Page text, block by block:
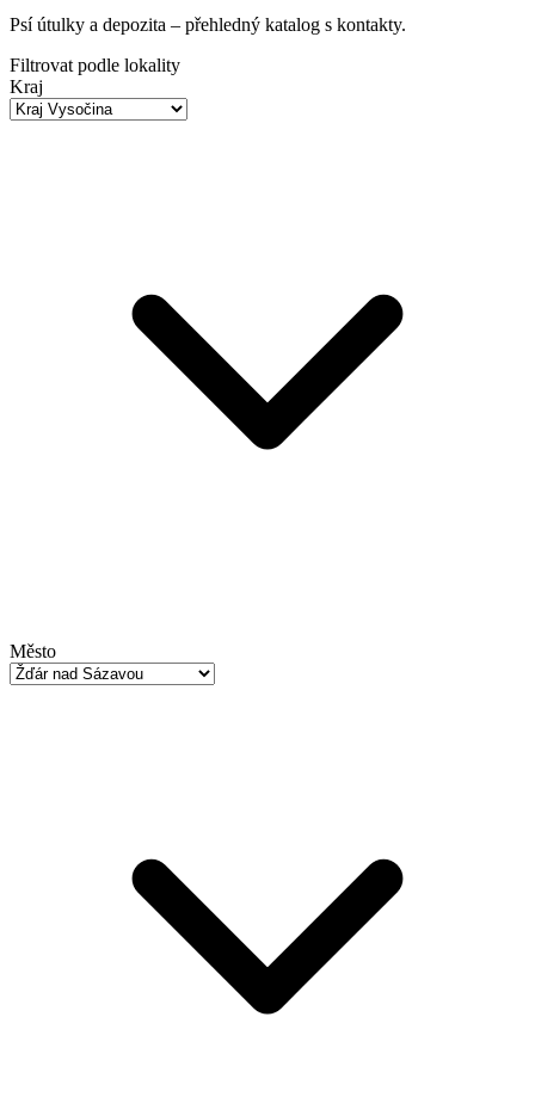
Psí útulky a depozita – přehledný katalog s kontakty.
Filtrovat podle lokality
Kraj
Město